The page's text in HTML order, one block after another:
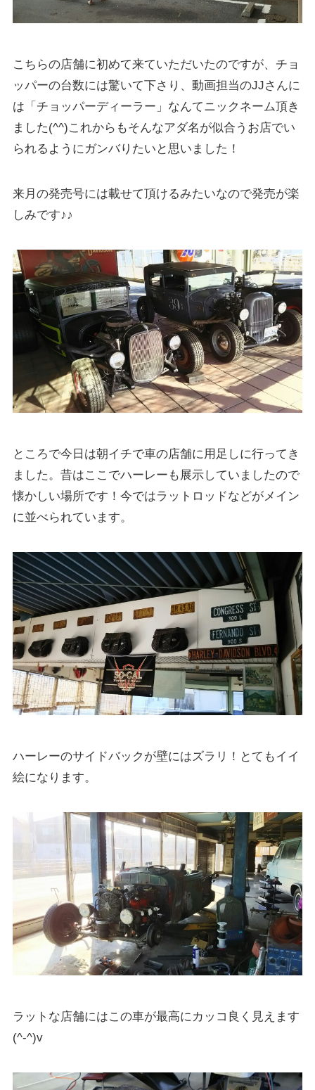
こちらの店舗に初めて来ていただいたのですが、チョ
ッパーの台数には驚いて下さり、動画担当のJJさんに
は「チョッパーディーラー」なんてニックネーム頂き
ました(^^)これからもそんなアダ名が似合うお店でい
られるようにガンバりたいと思いました！
来月の発売号には載せて頂けるみたいなので発売が楽
しみです♪♪
ところで今日は朝イチで車の店舗に用足しに行ってき
ました。昔はここでハーレーも展示していましたので
懐かしい場所です！今ではラットロッドなどがメイン
に並べられています。
ハーレーのサイドバックが壁にはズラリ！とてもイイ
絵になります。
ラットな店舗にはこの車が最高にカッコ良く見えます
(^-^)v